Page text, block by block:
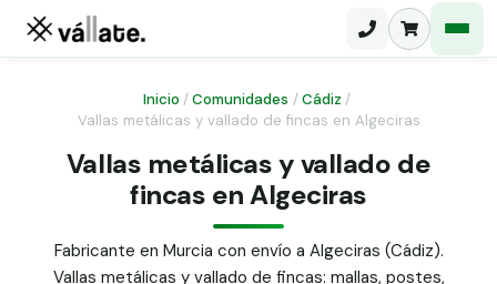
Malla ganadera
Malla simple torsión
Malla triple torsión
Puerta abatible dos hojas
Puerta acceso peatonal
Inicio /Comunidades / Cádiz /
Vallas metálicas y vallado de fincas en Algeciras
Vallas metálicas y vallado de
fincas en Algeciras
Fabricante en Murcia con envío a Algeciras (Cádiz).
Vallas metálicas y vallado de fincas: mallas, postes,